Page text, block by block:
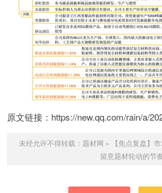
原文链接：https://new.qq.com/rain/a/
未经允许不得转载： 题材网 »
【焦点复盘】
留意题材轮动的节